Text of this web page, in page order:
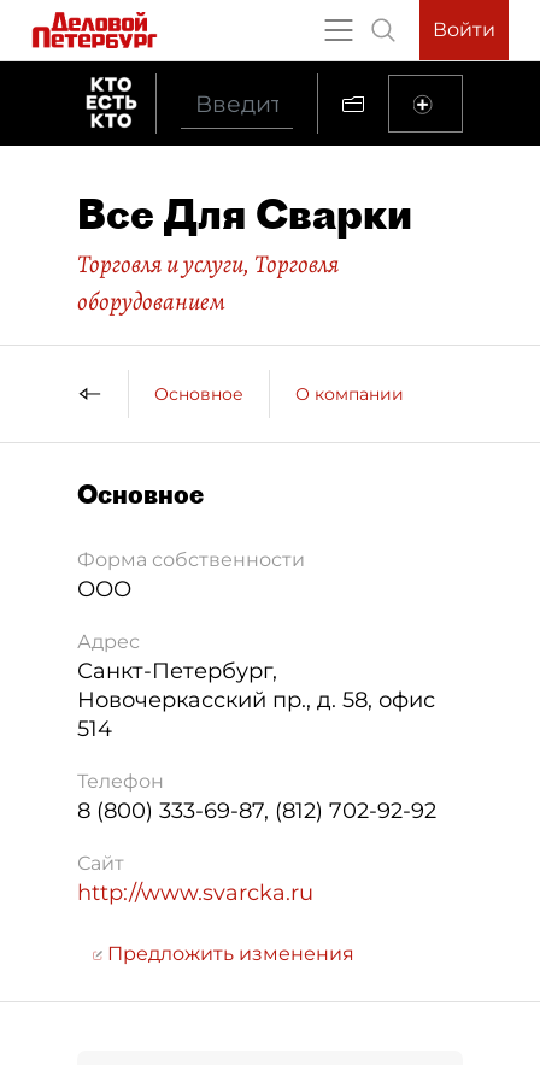
Войти
Все Для Сварки
Торговля и услуги, Торговля
оборудованием
Основное О компании
Основное
Форма собственности
ООО
Адрес
Санкт-Петербург,
Новочеркасский пр., д. 58, офис
514
Телефон
8 (800) 333-69-87, (812) 702-92-92
Сайт
http://www.svarcka.ru
Предложить изменения